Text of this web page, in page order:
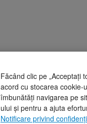
Făcând clic pe „Acceptați
acord cu stocarea cookie-
îmbunătăți navigarea pe
ului și pentru a ajuta
Notificare privind